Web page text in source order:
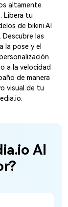
altamente
Libera tu
de bikini AI
las
la pose y el
a la velocidad
de manera
visual de tu
AI